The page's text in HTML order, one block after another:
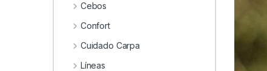
Cebos
Confort
Cuidado Carpa
Líneas